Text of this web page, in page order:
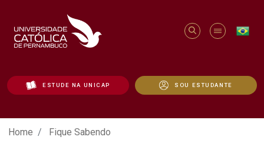
ESTUDE NA UNICAP SOU ESTUDANTE
Fique Sabendo - Unicap
Home Fique Sabendo